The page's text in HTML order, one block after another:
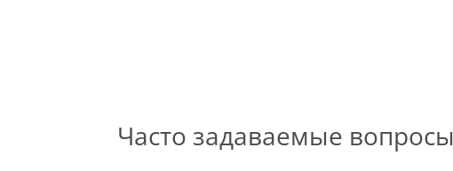
Часто задаваемые вопросы